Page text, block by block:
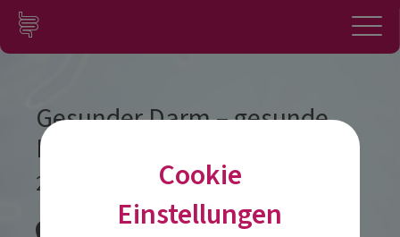
Zum Inhalt springen
Konto
Gesunder Darm – gesunde
Haut
29.10.2025
Cookie
Einstellungen